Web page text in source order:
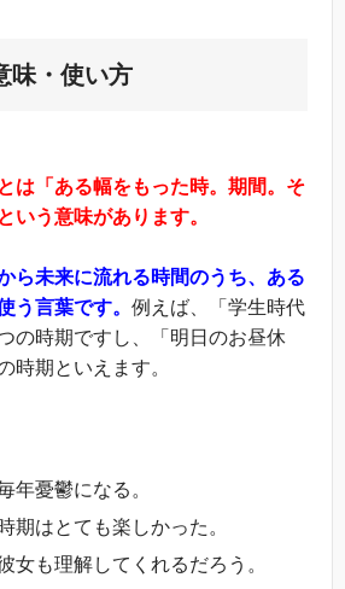
味・使い方
は「ある幅をもった時。期間。そ
いう意味があります。
ら未来に流れる時間のうち、ある
う言葉です。 例えば、「学生時代
の時期ですし、「明日のお昼休
時期といえます。
年憂鬱になる。
期はとても楽しかった。
女も理解してくれるだろう。